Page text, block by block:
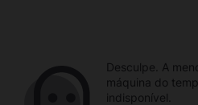
Desculpe. A
máquina do
indisponível.